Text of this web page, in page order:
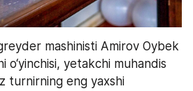
mashinisti Amirov Oybek
o‘yinchisi, yetakchi muhandis
turnirning eng yaxshi